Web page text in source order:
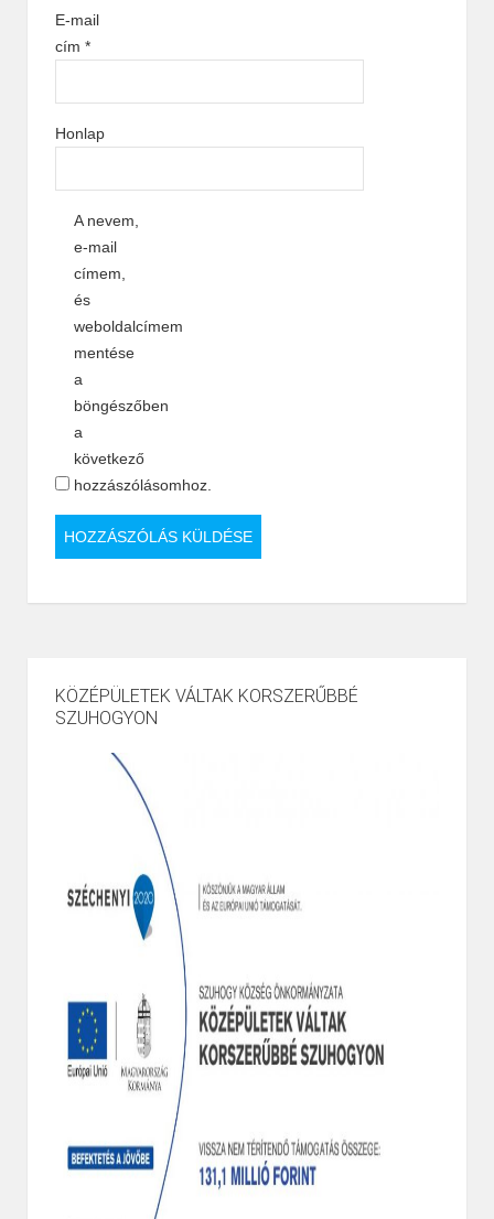
E-mail
cím *
Honlap
A nevem,
e-mail
címem,
és
weboldalcímem
mentése
a
böngészőben
a
következő
hozzászólásomhoz.
KÖZÉPÜLETEK VÁLTAK KORSZERŰBBÉ
SZUHOGYON